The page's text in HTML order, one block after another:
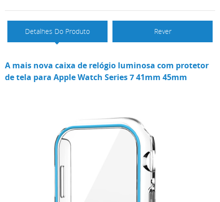
Detalhes Do Produto Rever
A mais nova caixa de relógio luminosa com protetor
de tela para Apple Watch Series 7 41mm 45mm